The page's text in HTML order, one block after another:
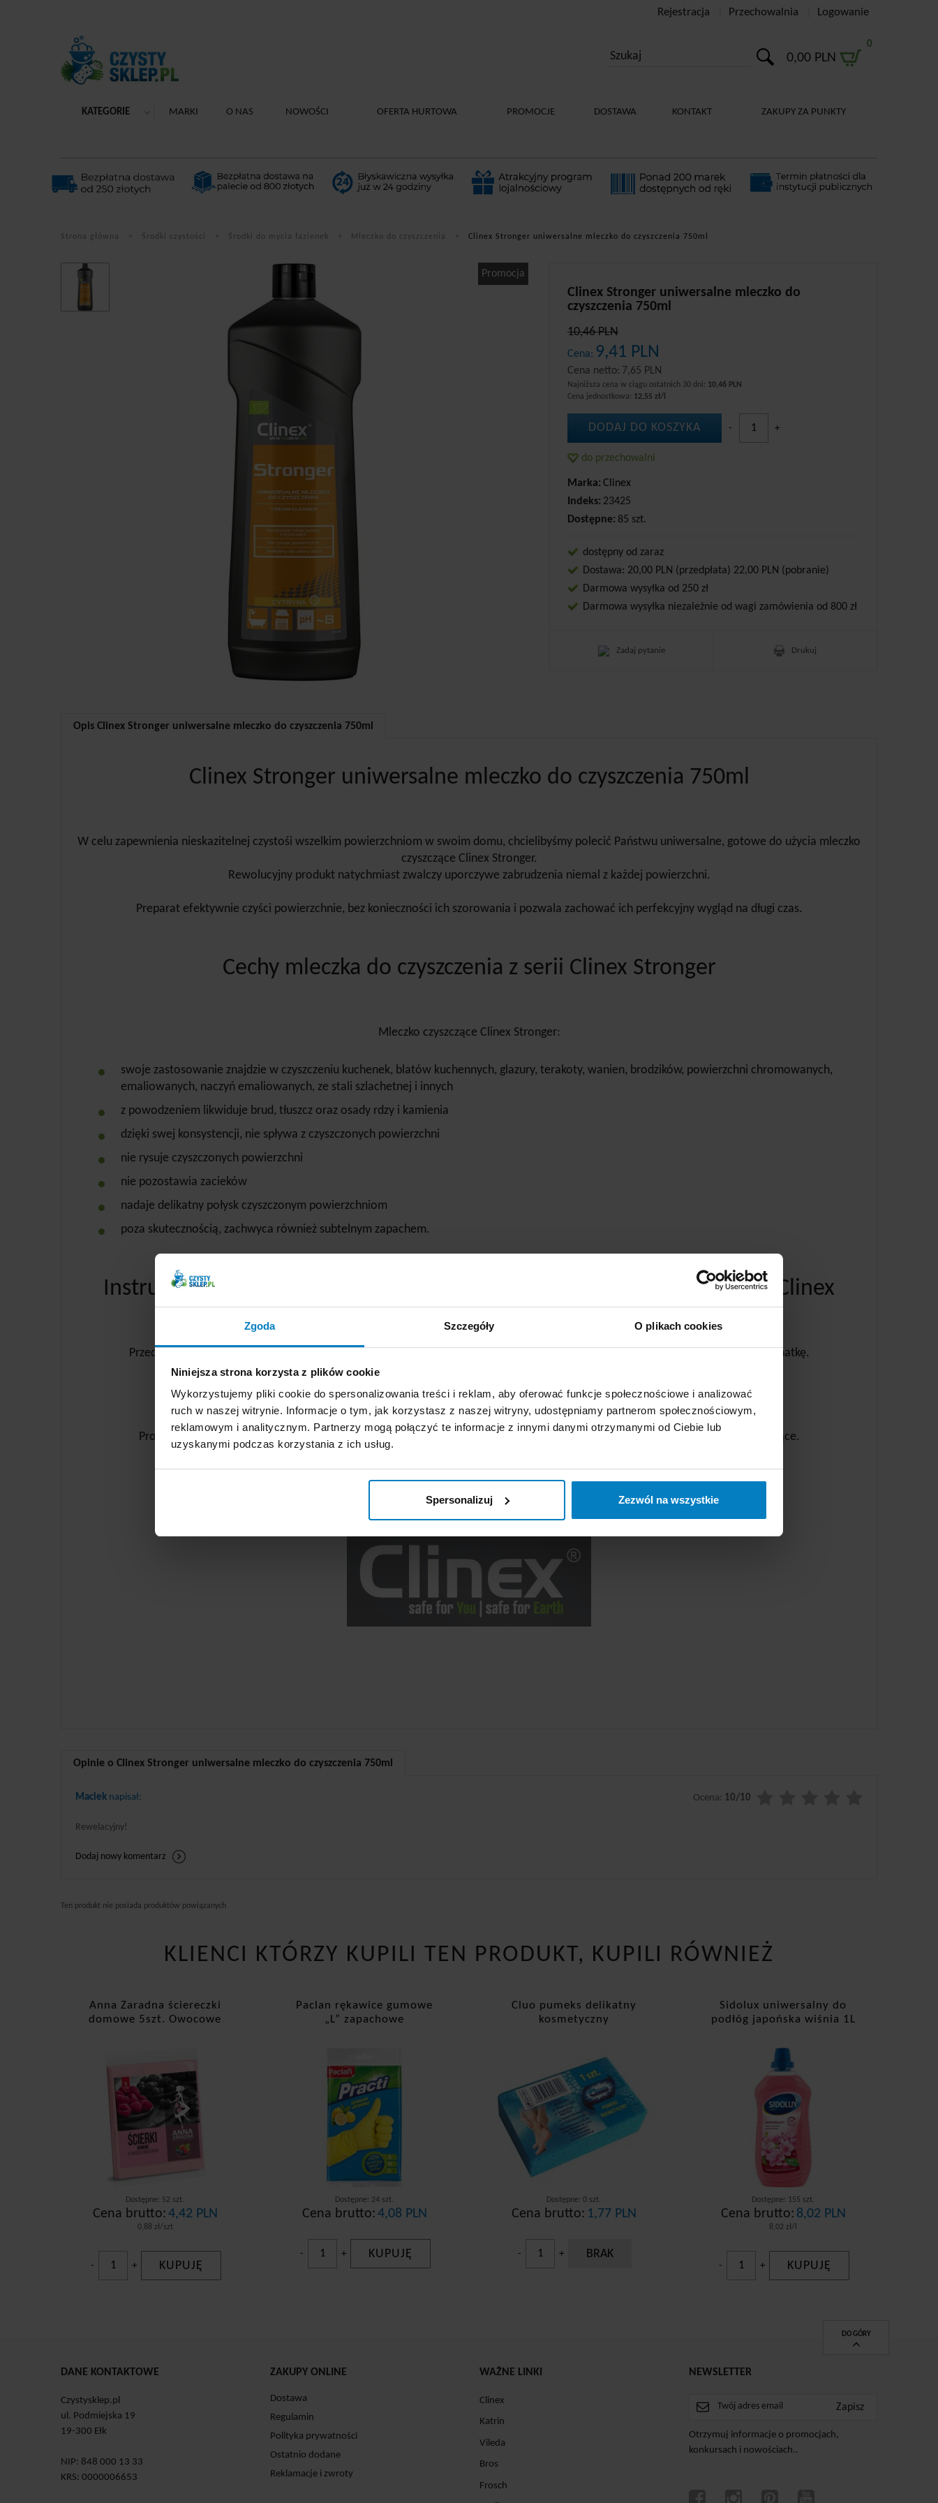
Zgoda Szczegóły O plikach cookies
Niniejsza strona korzysta z plików cookie
Wykorzystujemy pliki cookie do spersonalizowania treści i reklam, aby oferować funkcje społecznościowe i analizować
ruch w naszej witrynie. Informacje o tym, jak korzystasz z naszej witryny, udostępniamy partnerom społecznościowym,
reklamowym i analitycznym. Partnerzy mogą połączyć te informacje z innymi danymi otrzymanymi od Ciebie lub
uzyskanymi podczas korzystania z ich usług.
Spersonalizuj Zezwól na wszystkie
Rejestracja Przechowalnia Logowanie
0,00 PLN
0
KATEGORIE MARKI O NAS NOWOŚCI OFERTA HURTOWA PROMOCJE DOSTAWA KONTAKT ZAKUPY ZA PUNKTY
Strona główna Środki czystości Środki do mycia łazienek Mleczko do czyszczenia Clinex Stronger uniwersalne mleczko do czyszczenia 750ml
Promocja
Clinex Stronger uniwersalne mleczko do
czyszczenia 750ml
10,46 PLN
Cena: 9,41 PLN
Cena netto: 7,65 PLN
Najniższa cena w ciągu ostatnich 30 dni: 10,46 PLN
Cena jednostkowa: 12,55 zł/l
DODAJ DO KOSZYKA - +
do przechowalni
Marka: Clinex
Indeks: 23425
Dostępne: 85 szt.
dostępny od zaraz
Dostawa: 20,00 PLN (przedpłata) 22,00 PLN (pobranie)
Darmowa wysyłka od 250 zł
Darmowa wysyłka niezależnie od wagi zamówienia od 800 zł
Zadaj pytanie Drukuj
Opis Clinex Stronger uniwersalne mleczko do czyszczenia 750ml
Clinex Stronger uniwersalne mleczko do czyszczenia 750ml
W celu zapewnienia nieskazitelnej czystośi wszelkim powierzchniom w swoim domu, chcielibyśmy polecić Państwu uniwersalne, gotowe do użycia mleczko
czyszczące Clinex Stronger.
Rewolucyjny produkt natychmiast zwalczy uporczywe zabrudzenia niemal z każdej powierzchni.
Preparat efektywnie czyści powierzchnie, bez konieczności ich szorowania i pozwala zachować ich perfekcyjny wygląd na długi czas.
Cechy mleczka do czyszczenia z serii Clinex Stronger
Mleczko czyszczące Clinex Stronger:
swoje zastosowanie znajdzie w czyszczeniu kuchenek, blatów kuchennych, glazury, terakoty, wanien, brodzików, powierzchni chromowanych,
emaliowanych, naczyń emaliowanych, ze stali szlachetnej i innych
z powodzeniem likwiduje brud, tłuszcz oraz osady rdzy i kamienia
dzięki swej konsystencji, nie spływa z czyszczonych powierzchni
nie rysuje czyszczonych powierzchni
nie pozostawia zacieków
nadaje delikatny połysk czyszczonym powierzchniom
poza skutecznością, zachwyca również subtelnym zapachem.
Instrukcja stosowania uniwersalnego mleczka do czyszczenia od marki Clinex
Przed zastosowaniem wstrząsnąć. Niewielką ilość mleczka nanieść bezpośrednio na czyszczoną powierzchnię lub na wilgotną szmatkę.
Po wyczyszczeniu, powierzchnie należy dokładnie spłukać wodą.
Przed pierwszym zastosowaniem, zaleca się sprawdzenie jego działania w mało widocznym miejscu.
Produkt w czasie mycia może zmienić zabarwienie. Nie jest to jego wadą u nie ma wpływu na jego jakość oraz właściwości myjące.
Opinie o Clinex Stronger uniwersalne mleczko do czyszczenia 750ml
Maciek napisał: Ocena: 10/10
Rewelacyjny!
Dodaj nowy komentarz
Ten produkt nie posiada produktów powiązanych
KLIENCI KTÓRZY KUPILI TEN PRODUKT, KUPILI RÓWNIEŻ
Anna Zaradna ściereczki
domowe 5szt. Owocowe
Dostępne: 52 szt.
Cena brutto: 4,42 PLN
0,88 zł/szt
- + KUPUJĘ
Paclan rękawice gumowe
„L” zapachowe
Dostępne: 24 szt.
Cena brutto: 4,08 PLN
- + KUPUJĘ
Cluo pumeks delikatny
kosmetyczny
Dostępne: 0 szt.
Cena brutto: 1,77 PLN
- + BRAK
Sidolux uniwersalny do
podłóg japońska wiśnia 1L
Dostępne: 155 szt.
Cena brutto: 8,02 PLN
8,02 zł/l
- + KUPUJĘ
DO GÓRY
DANE KONTAKTOWE
Czystysklep.pl
ul. Podmiejska 19
19-300 Ełk
NIP: 848 000 13 33
KRS: 0000006653
ZAKUPY ONLINE
Dostawa
Regulamin
Polityka prywatności
Ostatnio dodane
Reklamacje i zwroty
WAŻNE LINKI
Clinex
Katrin
Vileda
Bros
Frosch
NEWSLETTER
Otrzymuj informacje o promocjach,
konkursach i nowościach..